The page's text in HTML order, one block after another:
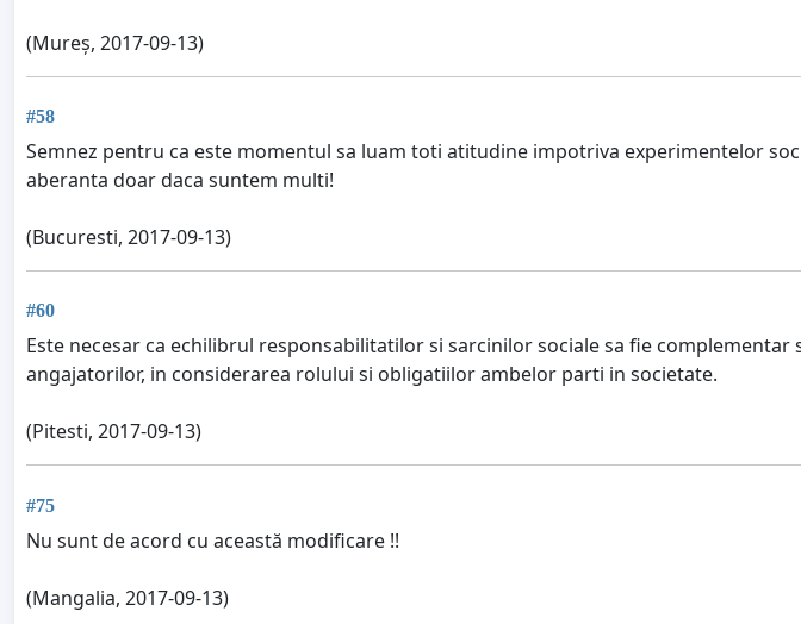
(Mureș, 2017-09-13)
#58
Semnez pentru ca este momentul sa luam toti atitudine impotriva experimentelor
aberanta doar daca suntem multi!
(Bucuresti, 2017-09-13)
#60
Este necesar ca echilibrul responsabilitatilor si sarcinilor sociale sa fie
angajatorilor, in considerarea rolului si obligatiilor ambelor parti in societate.
(Pitesti, 2017-09-13)
#75
Nu sunt de acord cu această modificare !!
(Mangalia, 2017-09-13)